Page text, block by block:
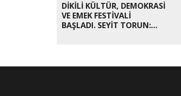
DİKİLİ KÜLTÜR, DEMOKRASİ
VE EMEK FESTİVALİ
BAŞLADI. SEYİT TORUN: